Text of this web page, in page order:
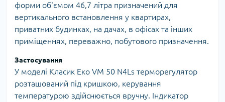
форми об'ємом 46,7 літра призначений для
вертикального встановлення у квартирах,
приватних будинках, на дачах, в офісах та інших
приміщеннях, переважно, побутового призначення.
Застосування
У моделі Класик Еко VM 50 N4Ls терморегулятор
розташований під кришкою, керування
температурою здійснюється вручну. Індикатор